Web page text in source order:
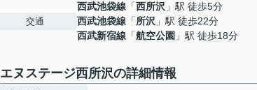
交通
西武池袋線 「西所沢 」駅 徒歩5分
西武池袋線 「所沢 」駅 徒歩22分
西武新宿線 「航空公園 」駅 徒歩18分
エヌステージ西所沢の詳細情報